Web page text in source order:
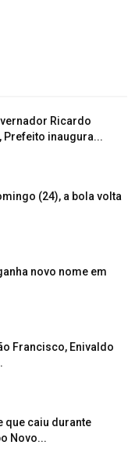
Ricardo
Prefeito inaugura...
(24), a bola volta
novo nome em
Francisco, Enivaldo
que caiu durante
Novo...